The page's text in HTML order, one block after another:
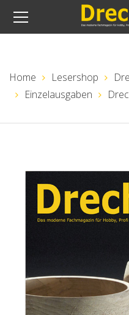
Home Lesershop
Einzelausgaben